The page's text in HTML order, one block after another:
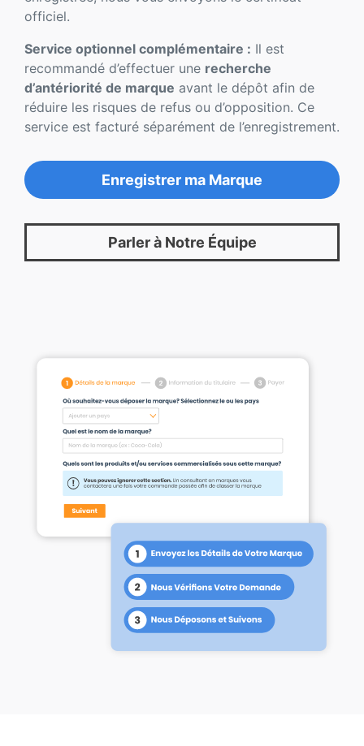
officiel.
Service optionnel complémentaire : Il est
recommandé d’effectuer une recherche
d’antériorité de marque avant le dépôt afin de
réduire les risques de refus ou d’opposition. Ce
service est facturé séparément de l’enregistrement.
Enregistrer ma Marque
Parler à Notre Équipe